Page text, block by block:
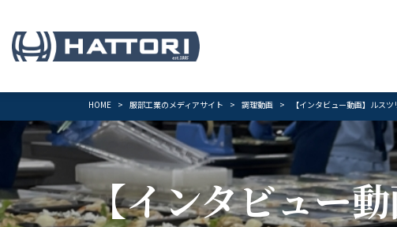
HOME 服部工業のメディアサイト 調理動画 【インタビュー動画】ルス
【インタビュー